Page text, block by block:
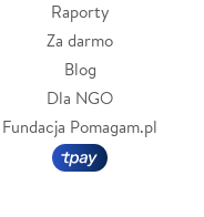
Raporty
Za darmo
Blog
Dla NGO
Fundacja Pomagam.pl